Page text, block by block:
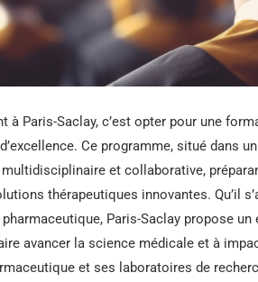
Paris-Saclay, c’est opter pour une
Ce programme, situé dans
et collaborative,
thérapeutiques innovantes. Qu’il
Paris-Saclay propose
avancer la science médicale et à
et ses laboratoires de